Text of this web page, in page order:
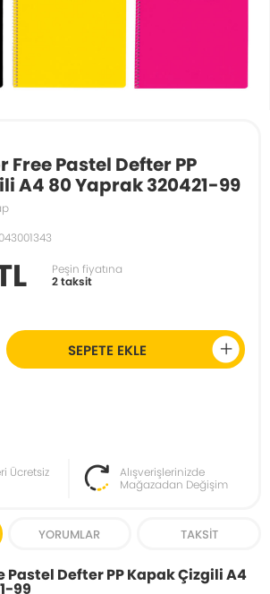
Free Pastel Defter PP
A4 80 Yaprak 320421-99
Peşin fiyatına
2 taksit
SEPETE EKLE
Ücretsiz
Alışverişlerinizde
Mağazadan Değişim
YORUMLAR TAKSIT
Pastel Defter PP Kapak Çizgili A4
99